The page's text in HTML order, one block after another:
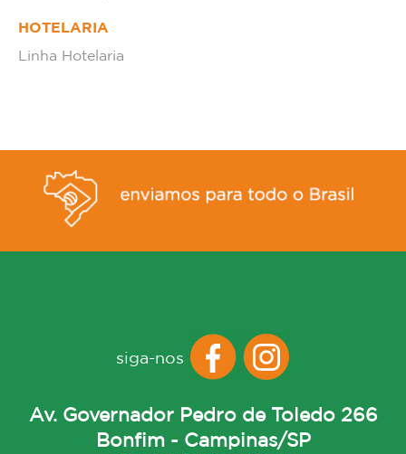
HOTELARIA
Linha Hotelaria
siga-nos
Av. Governador Pedro de Toledo 266
Bonfim - Campinas/SP